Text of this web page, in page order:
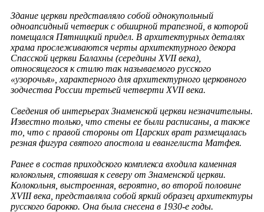
Здание церкви представляло собой однокупольный
одноапсидный четверик с обширной трапезной, в которой
помещался Пятницкий придел. В архитектурных деталях
храма прослеживаются черты архитектурного декора
Спасской церкви Балахны (середины XVII века),
относящегося к стилю так называемого русского
«узорочья», характерного для архитектурного церковного
зодчества России третьей четверти XVII века.
Сведения об интерьерах Знаменской церкви незначительны.
Известно только, что стены ее были расписаны, а также
то, что с правой стороны от Царских врат размещалась
резная фигура святого апостола и евангелиста Матфея.
Ранее в состав приходского комплекса входила каменная
колокольня, стоявшая к северу от Знаменской церкви.
Колокольня, выстроенная, вероятно, во второй половине
XVIII века, представляла собой яркий образец архитектуры
русского барокко. Она была снесена в 1930-е годы.